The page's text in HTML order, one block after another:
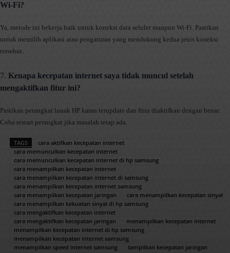
Wi-Fi?
Ya, metode ini bekerja baik untuk koneksi data seluler maupun Wi-Fi. Pastikan
untuk memilih aplikasi atau pengaturan yang mendukung kedua jenis koneksi
tersebut.
7. Kenapa kecepatan internet saya tidak muncul setelah
mengaktifkan fitur ini?
Pastikan perangkat lunak HP kamu terupdate dan fitur diaktifkan dengan benar.
Coba restart perangkat jika masalah tetap ada.
TAGS
cara aktifkan kecepatan internet
cara memunculkan kecepatan internet
cara memunculkan kecepatan internet di hp samsung
cara menampilkan kecepatan internet
cara menampilkan kecepatan internet di samsung
cara menampilkan kecepatan internet samsung
cara menampilkan kecepatan jaringan
cara menampilkan kecepatan sinyal
cara menampilkan kekuatan sinyal di hp samsung
cara mengaktifkan kecepatan internet
cara mengaktifkan kecepatan jaringan
menampilkan kecepatan internet
menampilkan kecepatan internet di hp samsung
menampilkan kecepatan internet samsung
menampilkan speed internet samsung
tampilkan kecepatan jaringan